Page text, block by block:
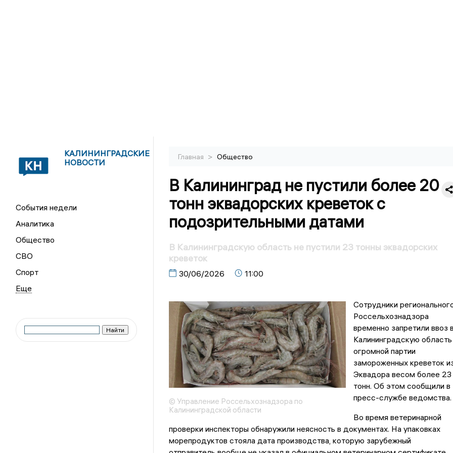
КАЛИНИНГРАДСКИЕ
НОВОСТИ
События недели
Аналитика
Общество
СВО
Спорт
Главная > Общество
В Калининград не пустили более 20
тонн эквадорских креветок с
подозрительными датами
В Калининградскую область не пустили 23 тонны эквадорских
креветок
30/06/2026 11:00
© Управление Россельхознадзора по
Калининградской области
Сотрудники
Россельхознадзора
временно запретили ввоз в
Калининградскую область
огромной партии
замороженных креветок
Эквадора весом более 23
тонн. Об этом сообщили в
пресс-службе ведомства.
Во время ветеринарной
проверки инспекторы обнаружили неясность в документах. На упаковках
морепродуктов стояла дата производства, которую зарубежный